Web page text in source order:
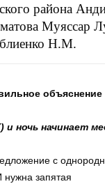
района
Муяссар
Н.М.
объяснение
и ночь начинает
с
запятая